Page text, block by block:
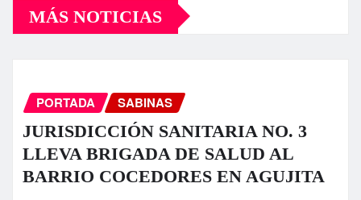
MÁS NOTICIAS
PORTADA SABINAS
JURISDICCIÓN SANITARIA NO. 3
LLEVA BRIGADA DE SALUD AL
BARRIO COCEDORES EN AGUJITA